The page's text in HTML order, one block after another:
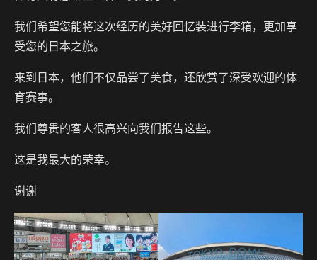
我们希望您能将这次经历的美好回忆装进行李箱，更加享
受您的日本之旅。
来到日本，他们不仅品尝了美食，还欣赏了深受欢迎的体
育赛事。
我们尊贵的客人很高兴向我们报告这些。
这是我最大的荣幸。
谢谢